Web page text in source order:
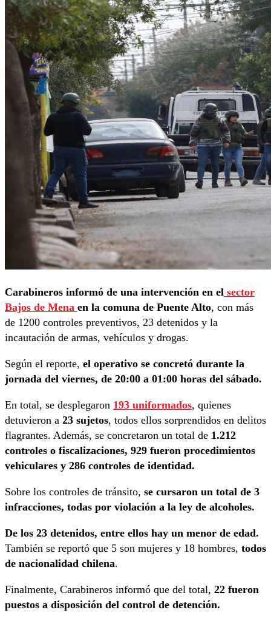
Carabineros informó de una intervención en el sector
Bajos de Mena en la comuna de Puente Alto, con más
de 1200 controles preventivos, 23 detenidos y la
incautación de armas, vehículos y drogas.
Según el reporte, el operativo se concretó durante la
jornada del viernes, de 20:00 a 01:00 horas del sábado.
En total, se desplegaron 193 uniformados, quienes
detuvieron a 23 sujetos, todos ellos sorprendidos en delitos
flagrantes. Además, se concretaron un total de 1.212
controles o fiscalizaciones, 929 fueron procedimientos
vehiculares y 286 controles de identidad.
Sobre los controles de tránsito, se cursaron un total de 3
infracciones, todas por violación a la ley de alcoholes.
De los 23 detenidos, entre ellos hay un menor de edad.
También se reportó que 5 son mujeres y 18 hombres, todos
de nacionalidad chilena.
Finalmente, Carabineros informó que del total, 22 fueron
puestos a disposición del control de detención.